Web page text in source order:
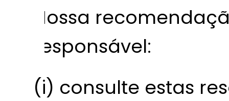
Nossa
responsável:
(i) consulte estas